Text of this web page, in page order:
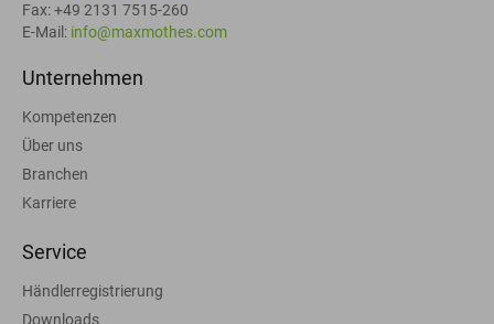
Fax: +49 2131 7515-260
E-Mail: info@maxmothes.com
Unternehmen
Kompetenzen
Über uns
Branchen
Karriere
Service
Händlerregistrierung
Downloads